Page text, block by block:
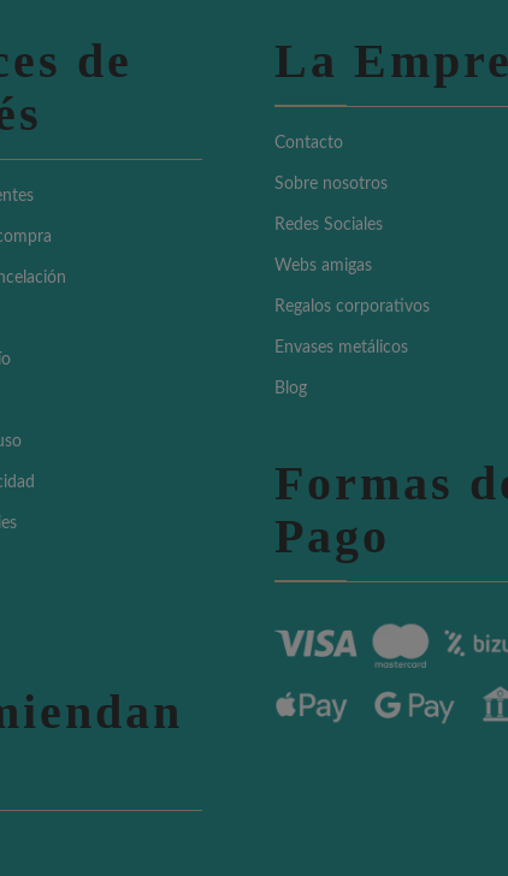
de
La
Contacto
Sobre nosotros
Redes Sociales
Webs amigas
Regalos corporativos
Envases metálicos
Blog
Formas
Pago